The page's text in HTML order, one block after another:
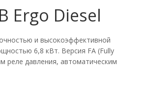
Ergo Diesel
и высокоэффективной
6,8 кВт. Версия FA (Fully
реле давления, автоматическим